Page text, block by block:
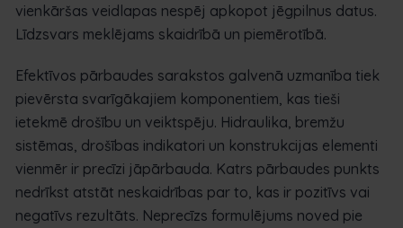
vienkāršas veidlapas nespēj apkopot jēgpilnus datus.
Līdzsvars meklējams skaidrībā un piemērotībā.
Efektīvos pārbaudes sarakstos galvenā uzmanība tiek
pievērsta svarīgākajiem komponentiem, kas tieši
ietekmē drošību un veiktspēju. Hidraulika, bremžu
sistēmas, drošības indikatori un konstrukcijas elementi
vienmēr ir precīzi jāpārbauda. Katrs pārbaudes punkts
nedrīkst atstāt neskaidrības par to, kas ir pozitīvs vai
negatīvs rezultāts. Neprecīzs formulējums noved pie